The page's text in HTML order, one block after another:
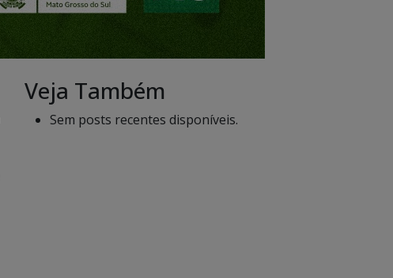
Veja Também
Sem posts recentes disponíveis.